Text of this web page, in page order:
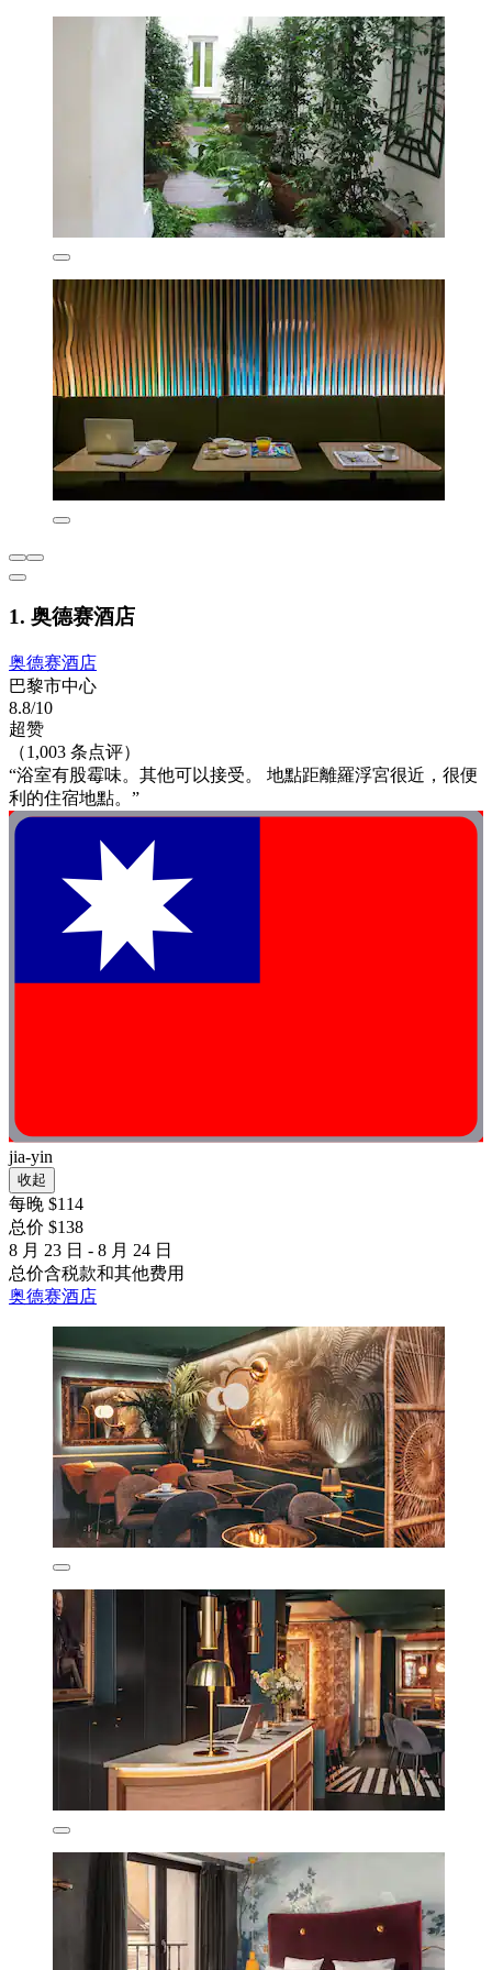
1. 奥德赛酒店
奥德赛酒店
巴黎市中心
8.8/10
超赞
（1,003 条点评）
“浴室有股霉味。其他可以接受。 地點距離羅浮宮很近，很便
利的住宿地點。”
jia-yin
收起
每晚 $114
总价 $138
8 月 23 日 - 8 月 24 日
总价含税款和其他费用
奥德赛酒店